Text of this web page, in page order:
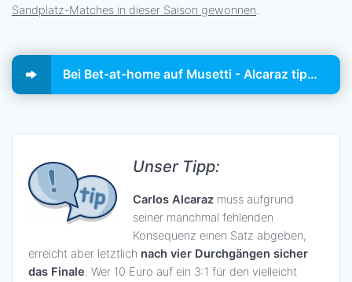
Sandplatz-Matches in dieser Saison gewonnen.
Bei Bet-at-home auf Musetti - Alcaraz tippen!
Unser Tipp:
Carlos Alcaraz muss aufgrund
seiner manchmal fehlenden
Konsequenz einen Satz abgeben,
erreicht aber letztlich nach vier Durchgängen sicher
das Finale. Wer 10 Euro auf ein 3:1 für den vielleicht